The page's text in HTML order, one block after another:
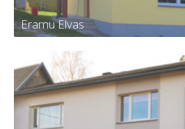
Eramu Elvas
Eramu Elvas